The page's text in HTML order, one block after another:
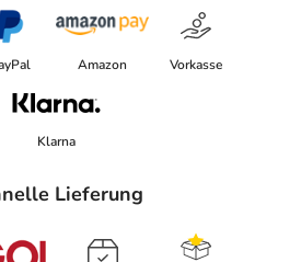
Amazon Vorkasse
Klarna
Lieferung